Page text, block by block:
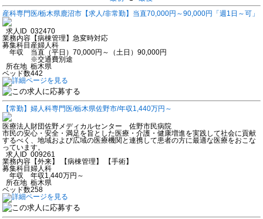
産科専門医/栃木県鹿沼市【求人/非常勤】当直70,000円～90,000円「週1日～可」
求人ID 032470
業務内容 【病棟管理】急変時対応
募集科目 産婦人科
年収
当直（平日）70,000円～（土日）90,000円
※交通費別途
所在地 栃木県
ベッド数442
【常勤】婦人科専門医/栃木県佐野市/年収1,440万円～
医療法人財団佐野メディカルセンター 佐野市民病院
市民の安心・安全・満足を旨とした医療・介護・健康増進を実践して社会に貢献
するべく、地域および広域の医療機関と連携して患者の方に最適な医療をおこな
っています。
求人ID 009261
業務内容 【外来】 【病棟管理】 【手術】
募集科目婦人科
年収
年収1,440万円～
所在地 栃木県
ベッド数258